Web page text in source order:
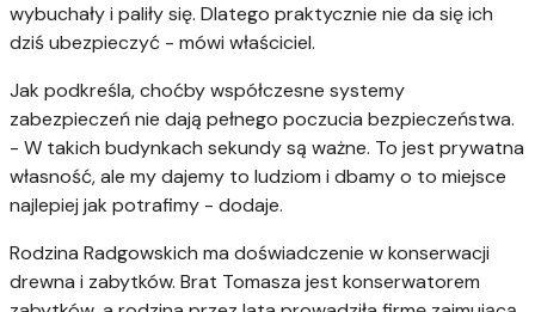
wybuchały i paliły się. Dlatego praktycznie nie da się ich
dziś ubezpieczyć - mówi właściciel.
Jak podkreśla, choćby współczesne systemy
zabezpieczeń nie dają pełnego poczucia bezpieczeństwa.
- W takich budynkach sekundy są ważne. To jest prywatna
własność, ale my dajemy to ludziom i dbamy o to miejsce
najlepiej jak potrafimy - dodaje.
Rodzina Radgowskich ma doświadczenie w konserwacji
drewna i zabytków. Brat Tomasza jest konserwatorem